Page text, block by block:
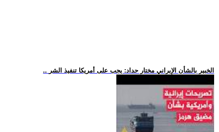
.. الخبير بالشأن الإيراني مختار حداد: يجب على أمريكا تنفيذ الشر